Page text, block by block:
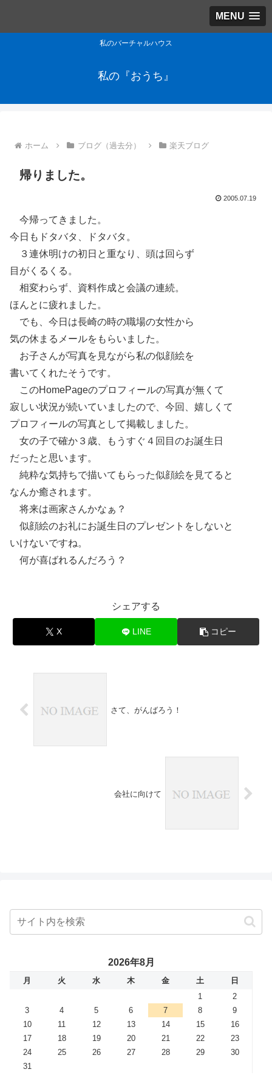
MENU
私のバーチャルハウス
私の『おうち』
ホーム ブログ（過去分） 楽天ブログ
帰りました。
2005.07.19
今帰ってきました。
今日もドタバタ、ドタバタ。
３連休明けの初日と重なり、頭は回らず
目がくるくる。
相変わらず、資料作成と会議の連続。
ほんとに疲れました。
でも、今日は長崎の時の職場の女性から
気の休まるメールをもらいました。
お子さんが写真を見ながら私の似顔絵を
書いてくれたそうです。
このHomePageのプロフィールの写真が無くて
寂しい状況が続いていましたので、今回、嬉しくて
プロフィールの写真として掲載しました。
女の子で確か３歳、もうすぐ４回目のお誕生日
だったと思います。
純粋な気持ちで描いてもらった似顔絵を見てると
なんか癒されます。
将来は画家さんかなぁ？
似顔絵のお礼にお誕生日のプレゼントをしないと
いけないですね。
何が喜ばれるんだろう？
シェアする
X LINE コピー
さて、がんばろう！
会社に向けて
2026年8月
月 火 水 木 金 土
日
1
2
3
4 5 6 7 8
9
10
11 12 13 14 15
16
17
18 19 20 21 22
23
24
25 26 27 28 29
30
31